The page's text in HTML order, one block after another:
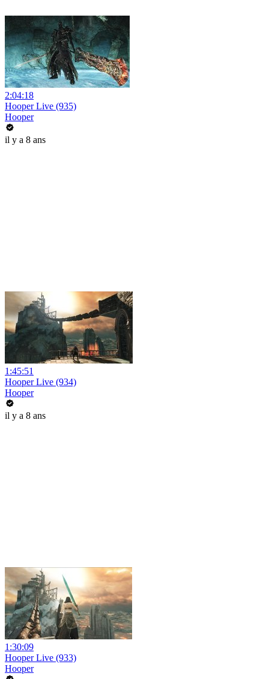
2:04:18
Hooper Live (935)
Hooper
il y a 8 ans
1:45:51
Hooper Live (934)
Hooper
il y a 8 ans
1:30:09
Hooper Live (933)
Hooper